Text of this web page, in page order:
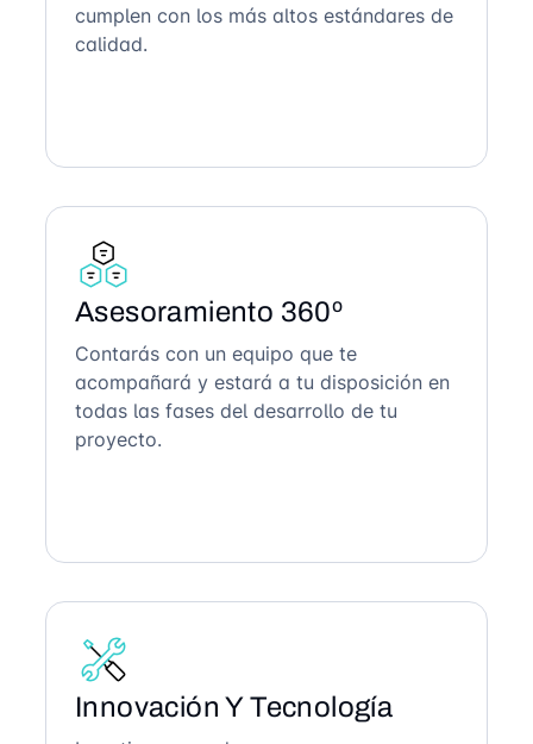
cumplen con los más altos estándares de
calidad.
Asesoramiento 360º
Contarás con un equipo que te
acompañará y estará a tu disposición en
todas las fases del desarrollo de tu
proyecto.
Innovación Y Tecnología